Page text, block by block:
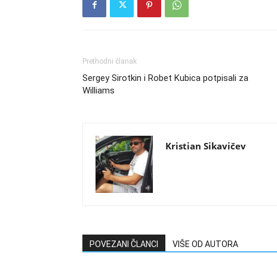
Prethodni članak
Sergey Sirotkin i Robet Kubica potpisali za
Williams
Kristian Sikavičev
POVEZANI ČLANCI VIŠE OD AUTORA